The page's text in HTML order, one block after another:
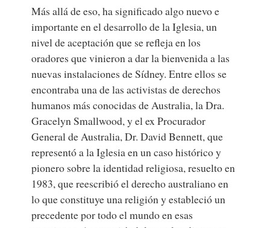
Más allá de eso, ha significado algo nuevo e
importante en el desarrollo de la Iglesia, un
nivel de aceptación que se refleja en los
oradores que vinieron a dar la bienvenida a las
nuevas instalaciones de Sídney. Entre ellos se
encontraba una de las activistas de derechos
humanos más conocidas de Australia, la Dra.
Gracelyn Smallwood, y el ex Procurador
General de Australia, Dr. David Bennett, que
representó a la Iglesia en un caso histórico y
pionero sobre la identidad religiosa, resuelto en
1983, que reescribió el derecho australiano en
lo que constituye una religión y estableció un
precedente por todo el mundo en esas